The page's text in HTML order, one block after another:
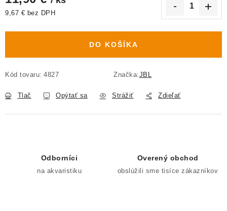
9,67 € bez DPH
DO KOŠÍKA
Kód tovaru: 4827 Značka:JBL
Tlač Opýtať sa Strážiť Zdieľať
Odborníci
na akvaristiku
Overený obchod
obslúžili sme tisíce zákazníkov